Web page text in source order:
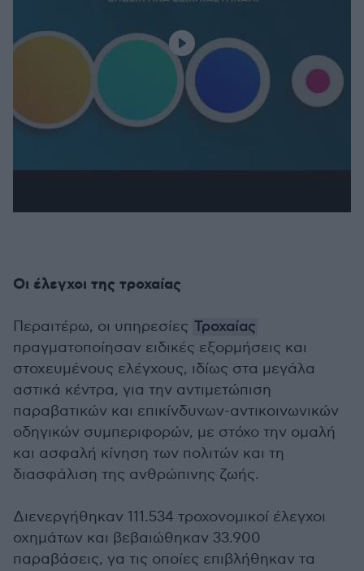
Οι έλεγχοι της τροχαίας
Περαιτέρω, οι υπηρεσίες Τροχαίας
πραγματοποίησαν ειδικές εξορμήσεις και
στοχευμένους ελέγχους, ιδίως στα μεγάλα
αστικά κέντρα, για την αντιμετώπιση
παραβατικών και επικίνδυνων-αντικοινωνικών
οδηγικών συμπεριφορών, με στόχο την ομαλή
και ασφαλή κίνηση των πολιτών και τη
διασφάλιση της ανθρώπινης ζωής.
Διενεργήθηκαν 111.534 τροχονομικοί έλεγχοι
οχημάτων και βεβαιώθηκαν 33.900
παραβάσεις, γα τις οποίες επιβλήθηκαν τα